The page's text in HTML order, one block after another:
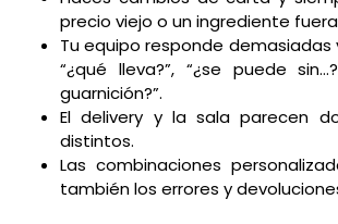
precio viejo o un ingrediente
Tu equipo responde demasiadas
“¿qué lleva?”, “¿se puede
guarnición?”.
El delivery y la sala parecen
distintos.
Las combinaciones
también los errores y